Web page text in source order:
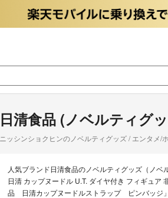
日清食品 (ノベルティグ
ニッシンショクヒンのノベルティグッズ / エンタメ/
人気ブランド日清食品のノベルティグッズ（ノ
日清 カップヌードル U.T. ダイヤ付き フィギュ
品 日清カップヌードルストラップ ピンバッジ